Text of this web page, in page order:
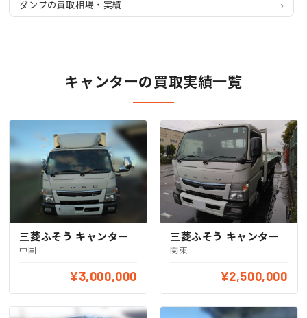
ダンプの買取相場・実績
キャンターの買取実績一覧
三菱ふそう キャンター
中国
¥3,000,000
三菱ふそう キャンター
関東
¥2,500,000